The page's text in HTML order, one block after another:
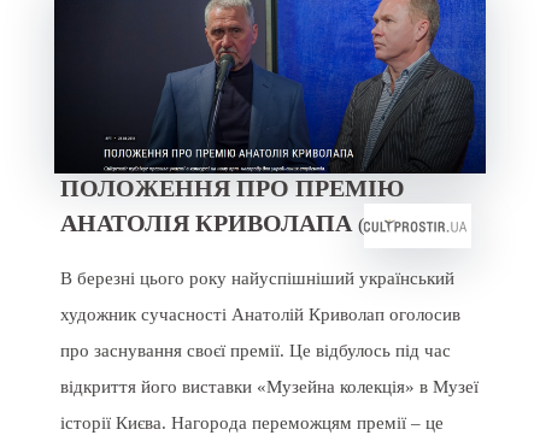
ПОЛОЖЕННЯ ПРО ПРЕМІЮ
АНАТОЛІЯ КРИВОЛАПА (
В березні цього року найуспішніший український
художник сучасності Анатолій Криволап оголосив
про заснування своєї премії. Це відбулось під час
відкриття його виставки «Музейна колекція» в Музеї
історії Києва. Нагорода переможцям премії – це